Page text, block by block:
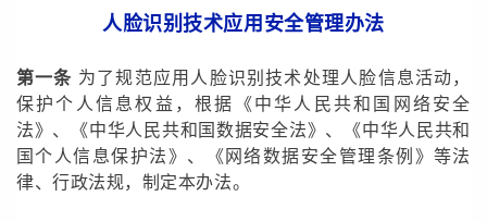
人脸识别技术应用安全管理办法
第一条 为了规范应用人脸识别技术处理人脸信息活动，
保护个人信息权益，根据《中华人民共和国网络安全
法》、《中华人民共和国数据安全法》、《中华人民共和
国个人信息保护法》、《网络数据安全管理条例》等法
律、行政法规，制定本办法。